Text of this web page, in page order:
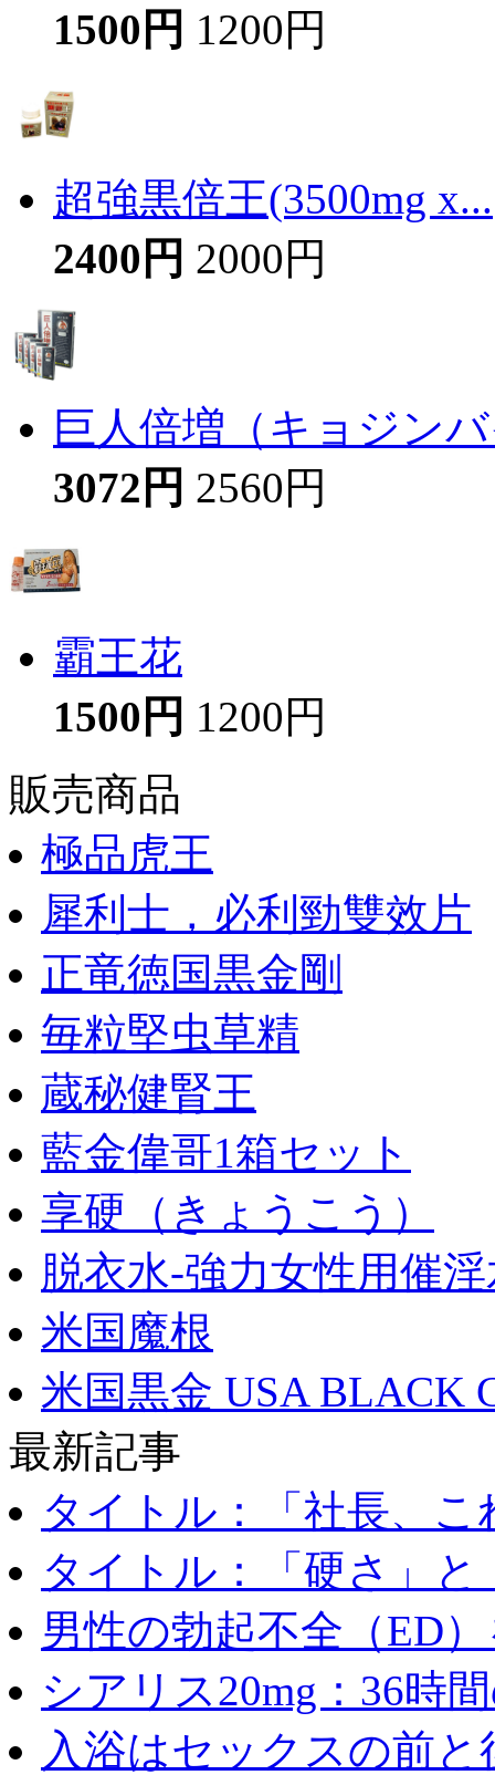
1500円 1200円
超強黒倍王(3500mg x...
2400円 2000円
巨人倍増（キョジン
3072円 2560円
霸王花
1500円 1200円
販売商品
極品虎王
犀利士，必利勁雙效片
正竜徳国黒金剛
毎粒堅虫草精
蔵秘健腎王
藍金偉哥1箱セット
享硬（きょうこう）
脱衣水-強力女性用催
米国魔根
米国黒金 USA BLACK
最新記事
タイトル：「社長、こ
タイトル：「硬さ」と
男性の勃起不全（ED
シアリス20mg：36時
入浴はセックスの前と